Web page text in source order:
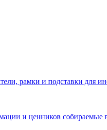
рамки и подставки для
и ценников собираемые